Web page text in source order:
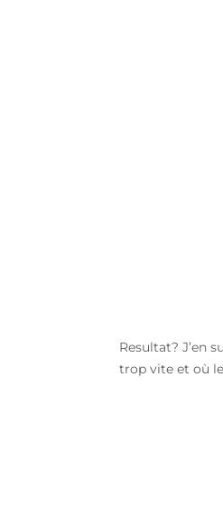
Resultat? J’en
trop vite et où